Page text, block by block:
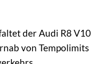
der Audi R8 V10
von Tempolimits